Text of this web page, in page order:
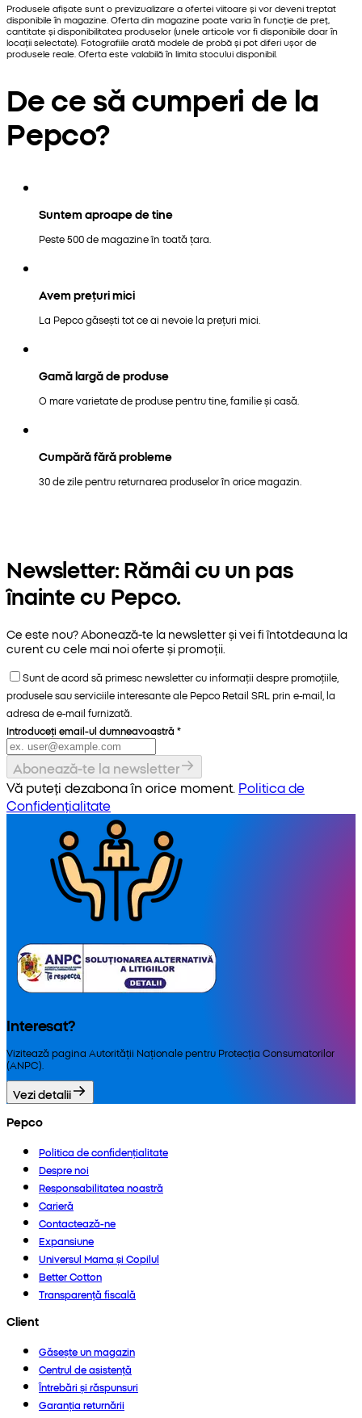
Produsele afișate sunt o previzualizare a ofertei viitoare și vor deveni treptat
disponibile în magazine. Oferta din magazine poate varia în funcție de preț,
cantitate și disponibilitatea produselor (unele articole vor fi disponibile doar în
locații selectate). Fotografiile arată modele de probă și pot diferi ușor de
produsele reale. Oferta este valabilă în limita stocului disponibil.
De ce să cumperi de la
Pepco?
Suntem aproape de tine
Peste 500 de magazine în toată țara.
Avem prețuri mici
La Pepco găsești tot ce ai nevoie la prețuri mici.
Gamă largă de produse
O mare varietate de produse pentru tine, familie și casă.
Cumpără fără probleme
30 de zile pentru returnarea produselor în orice magazin.
Newsletter: Rămâi cu un pas
înainte cu Pepco.
Ce este nou? Abonează-te la newsletter și vei fi întotdeauna la
curent cu cele mai noi oferte și promoții.
Sunt de acord să primesc newsletter cu informații despre promoțiile,
produsele sau serviciile interesante ale Pepco Retail SRL prin e-mail, la
adresa de e-mail furnizată.
Introduceți email-ul dumneavoastră *
Abonează-te la newsletter
Vă puteți dezabona în orice moment. Politica de
Confidențialitate
Interesat?
Vizitează pagina Autorității Naționale pentru Protecția Consumatorilor
(ANPC).
Vezi detalii
Pepco
Politica de confidențialitate
Despre noi
Responsabilitatea noastră
Carieră
Contactează-ne
Expansiune
Universul Mama și Copilul
Better Cotton
Transparență fiscală
Client
Găsește un magazin
Centrul de asistență
Întrebări și răspunsuri
Garanția returnării